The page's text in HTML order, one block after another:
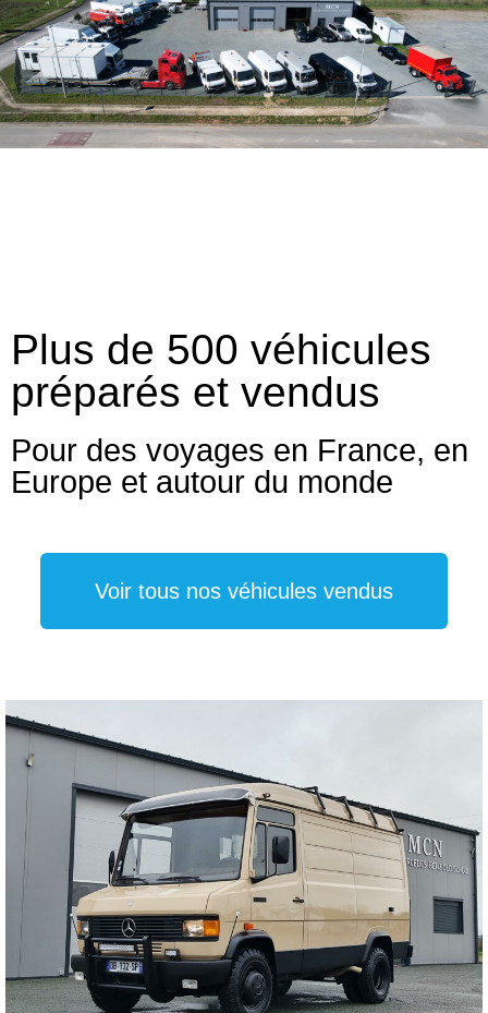
Plus de 500 véhicules
préparés et vendus
Pour des voyages en France, en
Europe et autour du monde
Voir tous nos véhicules vendus